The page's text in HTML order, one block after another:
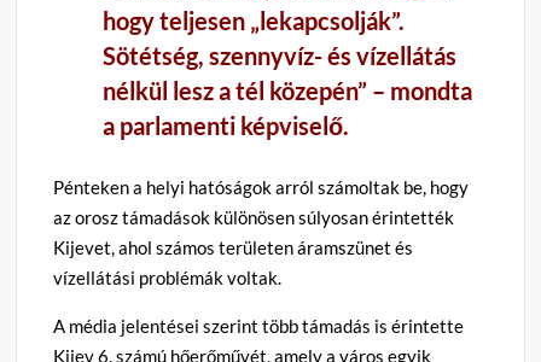
hogy teljesen „lekapcsolják”.
Sötétség, szennyvíz- és vízellátás
nélkül lesz a tél közepén” – mondta
a parlamenti képviselő.
Pénteken a helyi hatóságok arról számoltak be, hogy
az orosz támadások különösen súlyosan érintették
Kijevet, ahol számos területen áramszünet és
vízellátási problémák voltak.
A média jelentései szerint több támadás is érintette
Kijev 6. számú hőerőművét, amely a város egyik